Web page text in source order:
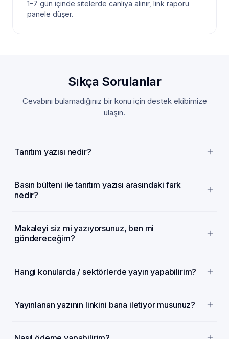
1–7 gün içinde sitelerde canlıya alınır, link raporu
panele düşer.
Sıkça Sorulanlar
Cevabını bulamadığınız bir konu için destek ekibimize
ulaşın.
Tanıtım yazısı nedir?
Basın bülteni ile tanıtım yazısı arasındaki fark
nedir?
Makaleyi siz mi yazıyorsunuz, ben mi
göndereceğim?
Hangi konularda / sektörlerde yayın yapabilirim?
Yayınlanan yazının linkini bana iletiyor musunuz?